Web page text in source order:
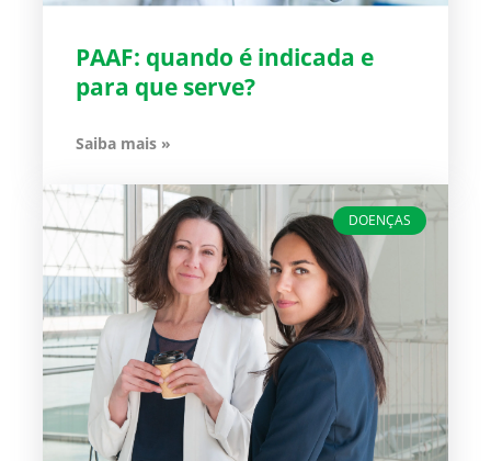
PAAF: quando é indicada e
para que serve?
Saiba mais »
DOENÇAS